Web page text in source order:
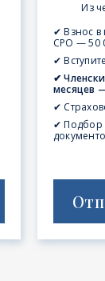
Из
✔ Взнос
СРО — 50
✔
✔
месяцев
✔
✔ Подбор